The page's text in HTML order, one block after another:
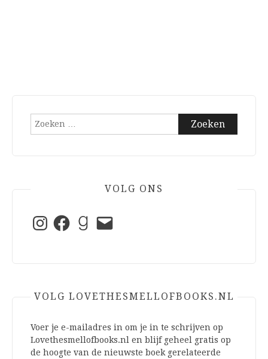
Zoeken
VOLG ONS
InstagramFacebookGoodreads
E-
mail
VOLG LOVETHESMELLOFBOOKS.NL
Voer je e-mailadres in om je in te schrijven op
Lovethesmellofbooks.nl en blijf geheel gratis op
de hoogte van de nieuwste boek gerelateerde